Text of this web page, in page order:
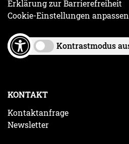
Erklärung zur Barrierefreiheit
Cookie-Einstellungen anpassen
Kontrastmodus
KONTAKT
Kontaktanfrage
Newsletter